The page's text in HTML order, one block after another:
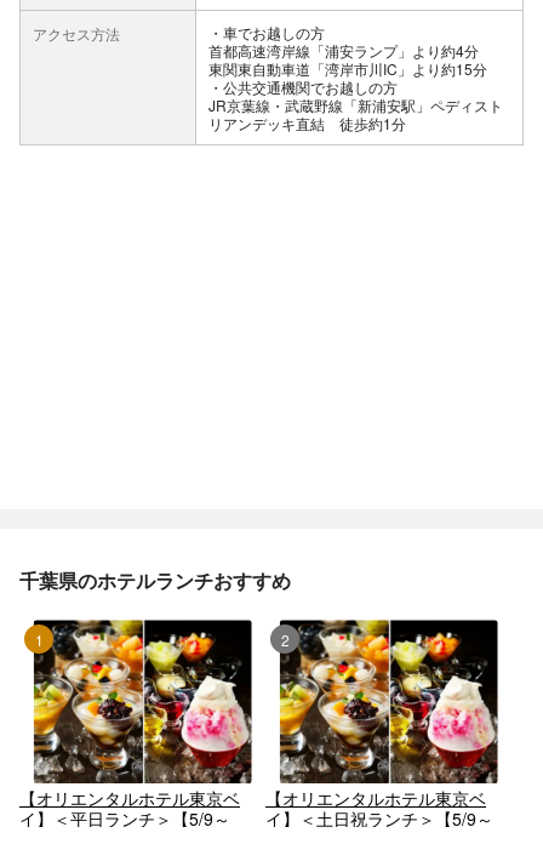
アクセス方法
車でお越しの方
首都高速湾岸線「浦安ランプ」より約4分
東関東自動車道「湾岸市川IC」より約15分
公共交通機関でお越しの方
JR京葉線・武蔵野線「新浦安駅」ペディスト
リアンデッキ直結 徒歩約1分
千葉県のホテルランチおすすめ
1位
【オリエンタルホテル東京ベ
イ】＜平日ランチ＞【5/9～
2位
【オリエンタルホテル東京ベ
イ】＜土日祝ランチ＞【5/9～